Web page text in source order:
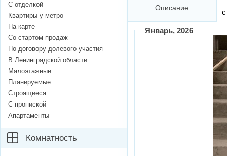
Описание
Январь, 2026
С отделкой
Квартиры у метро
На карте
Со стартом продаж
По договору долевого участия
В Ленинградской области
Малоэтажные
Планируемые
Строящиеся
С пропиской
Апартаменты
Комнатность